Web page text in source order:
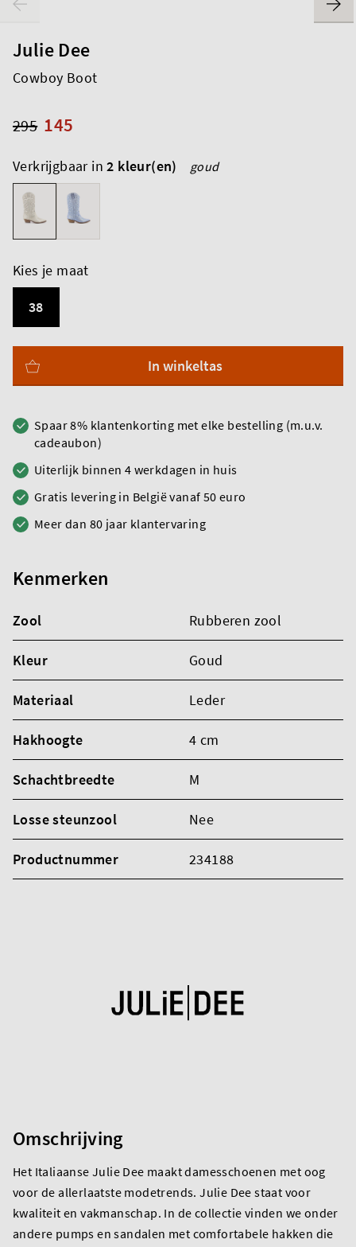
Julie Dee
Cowboy Boot
145
295
Verkrijgbaar in2 kleur(en) goud
Kies je maat
38
In winkeltas
Spaar 8% klantenkorting met elke bestelling (m.u.v.
cadeaubon)
Uiterlijk binnen 4 werkdagen in huis
Gratis levering in België vanaf 50 euro
Meer dan 80 jaar klantervaring
Kenmerken
Zool Rubberen zool
Kleur Goud
Materiaal Leder
Hakhoogte 4 cm
Schachtbreedte M
Losse steunzool Nee
Productnummer 234188
Omschrijving
Het Italiaanse Julie Dee maakt damesschoenen met oog
voor de allerlaatste modetrends. Julie Dee staat voor
kwaliteit en vakmanschap. In de collectie vinden we onder
andere pumps en sandalen met comfortabele hakken die